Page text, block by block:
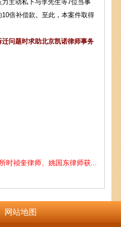
主动私下与李先生等7位当事
10倍补偿款 。至此，本案件取得
问题时求助北京凯诺律师事务
时祯奎律师、姚国东律师获...
网站地图